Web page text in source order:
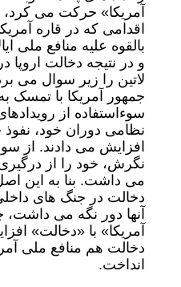
آمریکا» حرکت می کرد،
اقدامی که در قاره
بالقوه علیه منافع ملی
و در نتیجه دخالت
لاتین را زیر سوال می
جمهور آمریکا با تمسک
سوءاستفاده از
نظامی دوران خود، نفوذ
افزایش می دادند. از
نگرش، خود را از
می داشت. بنا به این
دخالت در جنگ های
آنها دور نگه می داشت،
آمریکا» با «دخالت»
دخالت هم منافع ملی
انداخت.